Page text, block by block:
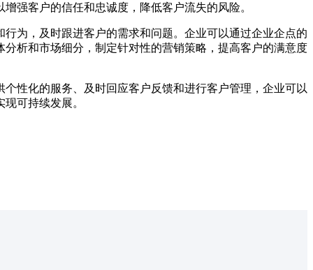
强客户的信任和忠诚度，降低客户流失的风险。
为，及时跟进客户的需求和问题。企业可以通过企业企点的
析和市场细分，制定针对性的营销策略，提高客户的满意度
性化的服务、及时回应客户反馈和进行客户管理，企业可以
可持续发展。